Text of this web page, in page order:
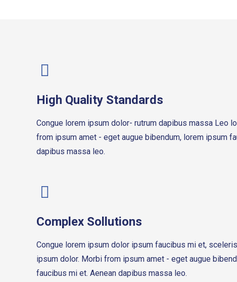
High Quality Standards
Congue lorem ipsum dolor- rutrum dapibus massa Leo
from ipsum amet - eget augue bibendum, lorem ipsum
dapibus massa leo.
Complex Sollutions
Congue lorem ipsum dolor ipsum faucibus mi et,
ipsum dolor. Morbi from ipsum amet - eget augue
faucibus mi et. Aenean dapibus massa leo.